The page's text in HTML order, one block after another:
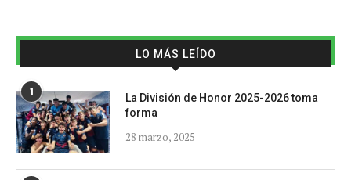
LO MÁS LEÍDO
1
La División de Honor 2025-2026 toma
forma
28 marzo, 2025